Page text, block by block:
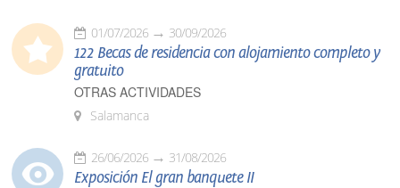
01/07/2026 30/09/2026
122 Becas de residencia con alojamiento completo y
gratuito
OTRAS ACTIVIDADES
Salamanca
26/06/2026 31/08/2026
Exposición El gran banquete II